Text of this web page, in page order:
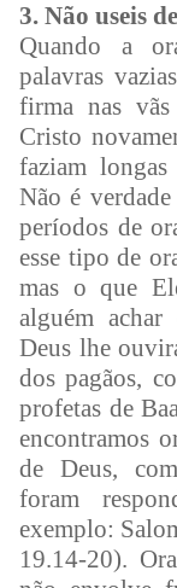
3. Não useis
Quando a
palavras
firma nas vãs
Cristo
faziam
Não é
períodos de
esse tipo de
mas o que
alguém
Deus lhe
dos pagãos,
profetas de
encontramos
de Deus,
foram
exemplo:
19.14-20).